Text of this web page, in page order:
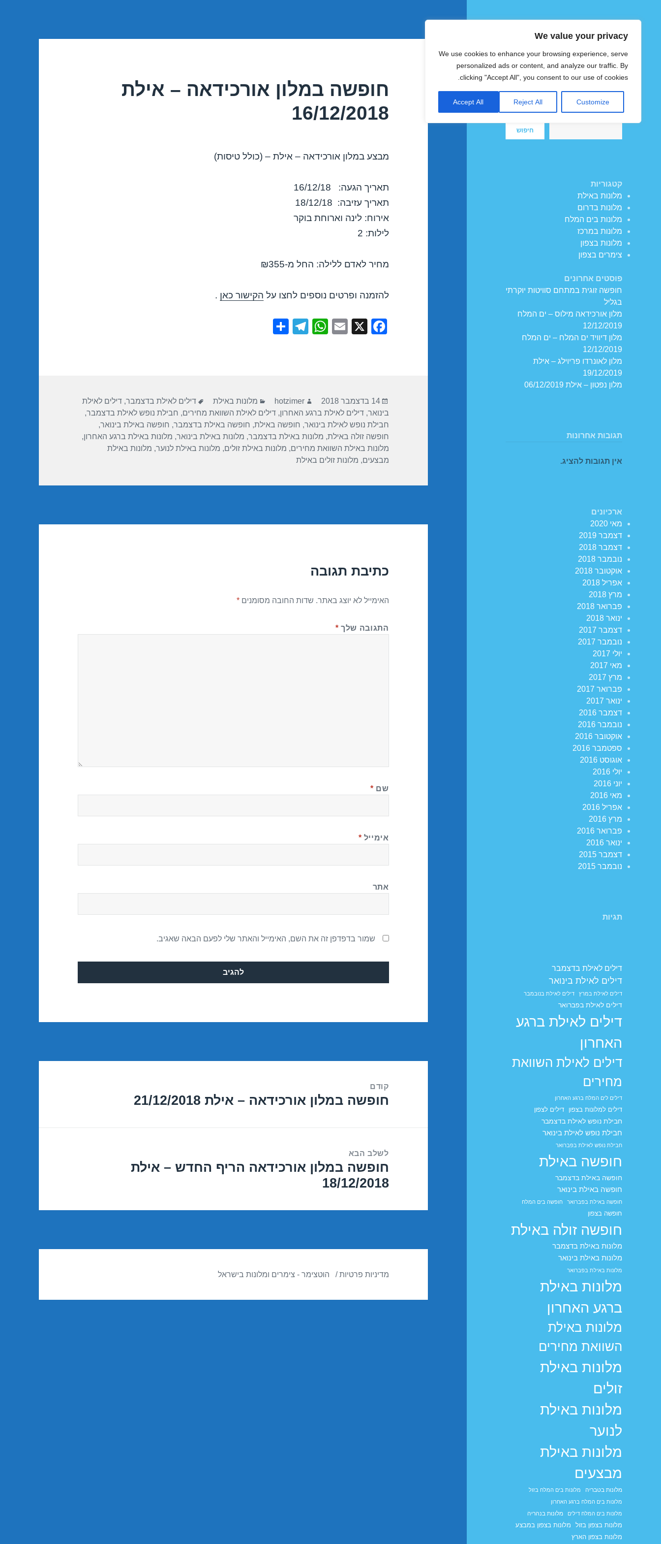
We value your privacy
We use cookies to enhance your browsing experience, serve
personalized ads or content, and analyze our traffic. By
clicking "Accept All", you consent to our use of cookies.
Customize
Reject All
Accept All
צימרים ומלונות זולים בישראל
חיפוש
חיפוש
קטגוריות
מלונות באילת
מלונות בדרום
מלונות בים המלח
מלונות במרכז
מלונות בצפון
צימרים בצפון
פוסטים אחרונים
חופשה זוגית במתחם סוויטות יוקרתי
בגליל
מלון אורכידאה מילוס – ים המלח
12/12/2019
מלון דיוויד ים המלח – ים המלח
12/12/2019
מלון לאונרדו פריוילג – אילת
19/12/2019
מלון נפטון – אילת 06/12/2019
תגובות אחרונות
אין תגובות להציג.
ארכיונים
מאי 2020
דצמבר 2019
דצמבר 2018
נובמבר 2018
אוקטובר 2018
אפריל 2018
מרץ 2018
פברואר 2018
ינואר 2018
דצמבר 2017
נובמבר 2017
יולי 2017
מאי 2017
מרץ 2017
פברואר 2017
ינואר 2017
דצמבר 2016
נובמבר 2016
אוקטובר 2016
ספטמבר 2016
אוגוסט 2016
יולי 2016
יוני 2016
מאי 2016
אפריל 2016
מרץ 2016
פברואר 2016
ינואר 2016
דצמבר 2015
נובמבר 2015
תגיות
דילים לאילת בדצמבר
דילים לאילת בינואר
דילים לאילת במרץ דילים לאילת בנובמבר
דילים לאילת בפברואר
דילים לאילת ברגע
האחרון
דילים לאילת השוואת
מחירים
דילים לים המלח ברגע האחרון
דילים למלונות בצפון דילים לצפון
חבילת נופש לאילת בדצמבר
חבילת נופש לאילת בינואר
חבילת נופש לאילת בפברואר
חופשה באילת
חופשה באילת בדצמבר
חופשה באילת בינואר
חופשה באילת בפברואר חופשה בים המלח
חופשה בצפון
חופשה זולה באילת
מלונות באילת בדצמבר
מלונות באילת בינואר
מלונות באילת בפברואר
מלונות באילת
ברגע האחרון
מלונות באילת
השוואת מחירים
מלונות באילת
זולים
מלונות באילת
לנוער
מלונות באילת
מבצעים
מלונות בטבריה
מלונות בים המלח בזול
מלונות בים המלח ברגע האחרון
מלונות בים המלח דילים
מלונות בנהריה
מלונות בצפון בזול
מלונות בצפון במבצע
מלונות בצפון הארץ
חופשה במלון אורכידאה – אילת
16/12/2018
מבצע במלון אורכידאה – אילת – (כולל טיסות)
תאריך הגעה: 16/12/18
תאריך עזיבה: 18/12/18
אירוח: לינה וארוחת בוקר
לילות: 2
מחיר לאדם ללילה: החל מ-₪355
להזמנה ופרטים נוספים לחצו על הקישור כאן .
F
o
o
k
X
E
W
p
p
T
m
פורסם
בתאריך
14 בדצמבר 2018 מחבר
hotzimer קטגוריות
מלונות באילת תגיות
דילים לאילת בדצמבר,דילים לאילת
בינואר,דילים לאילת ברגע האחרון,דילים לאילת השוואת מחירים, חבילת נופש לאילת בדצמבר,
חבילת נופש לאילת בינואר, חופשה באילת, חופשה באילת בדצמבר, חופשה באילת בינואר,
חופשה זולה באילת, מלונות באילת בדצמבר, מלונות באילת בינואר, מלונות באילת ברגע האחרון,
מלונות באילת השוואת מחירים, מלונות באילת זולים, מלונות באילת לנוער, מלונות באילת
מבצעים, מלונות זולים באילת
כתיבת תגובה
האימייל לא יוצג באתר. שדות החובה מסומנים*
התגובה שלך *
שם *
אימייל *
אתר
שמור בדפדפן זה את השם, האימייל והאתר שלי לפעם הבאה שאגיב.
קודם
הפוסט
חופשה במלון אורכידאה – אילת 21/12/2018
לשלב הבא
הפוסט
הבא:
חופשה במלון אורכידאה הריף החדש – אילת
18/12/2018
מדיניות פרטיות הוטצימר - צימרים ומלונות בישראל